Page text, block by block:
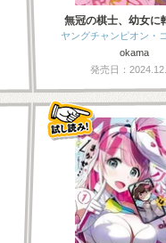
無冠の棋士、幼女に
ヤングチャンピオン・
okama
発売日：